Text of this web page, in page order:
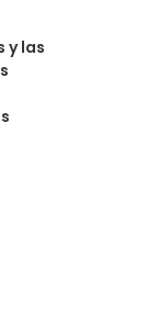
y las